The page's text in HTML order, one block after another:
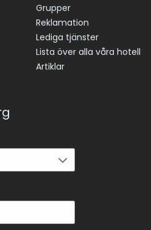
Grupper
Reklamation
Lediga tjänster
Lista över alla våra hotell
Artiklar